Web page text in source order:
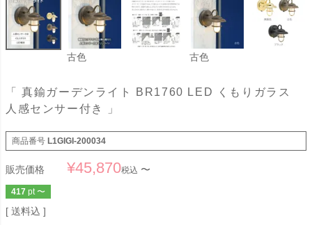
古色 古色
「 真鍮ガーデンライト BR1760 LED くもりガラス
人感センサー付き 」
商品番号 L1GIGI-200034
販売価格 ¥45,870税込 〜
417 pt 〜
送料込